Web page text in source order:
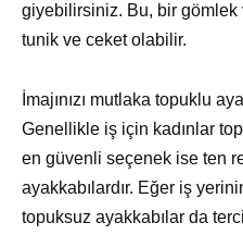
giyebilirsiniz. Bu, bir
tunik ve ceket olabilir.
İmajınızı mutlaka topuklu
Genellikle iş için kadınlar
en güvenli seçenek ise ten
ayakkabılardır. Eğer iş
topuksuz ayakkabılar da